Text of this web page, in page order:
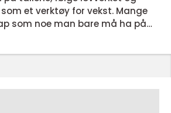
et verktøy for vekst. Mange
som noe man bare må ha på